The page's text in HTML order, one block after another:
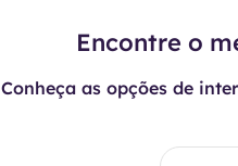
Encontre o
Conheça as opções de